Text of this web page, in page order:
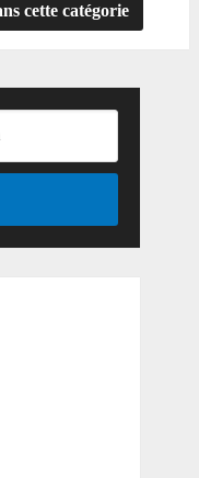
cette catégorie